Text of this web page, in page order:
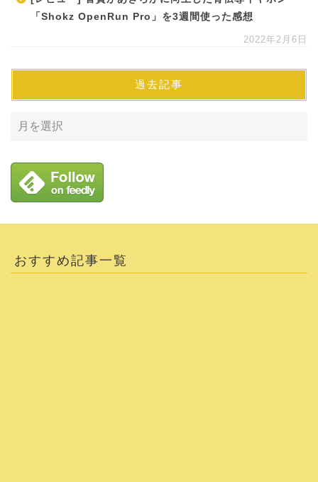
「Shokz OpenRun Pro」を3週間使った感想
2022年2月6日
過去記事
おすすめ記事一覧